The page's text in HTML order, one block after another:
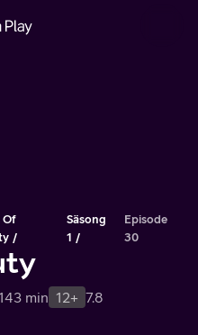
Of
Säsong
1
Episode
30
43 min 12+ 7.8